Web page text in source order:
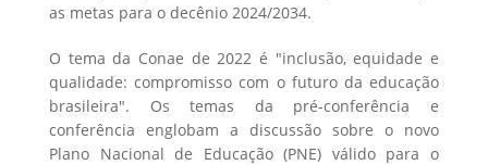
as metas para o decênio 2024/2034.
O tema da Conae de 2022 é "inclusão, equidade e
qualidade: compromisso com o futuro da educação
brasileira". Os temas da pré-conferência e
conferência englobam a discussão sobre o novo
Plano Nacional de Educação (PNE) válido para o